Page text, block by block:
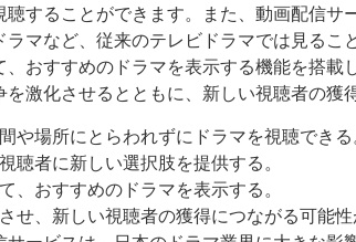
することができます。また、動画配信
マなど、従来のテレビドラマでは見る
おすすめのドラマを表示する機能を搭
激化させるとともに、新しい視聴者の獲
や場所にとらわれずにドラマを視聴できる
聴者に新しい選択肢を提供する。
、おすすめのドラマを表示する。
せ、新しい視聴者の獲得につながる可能性